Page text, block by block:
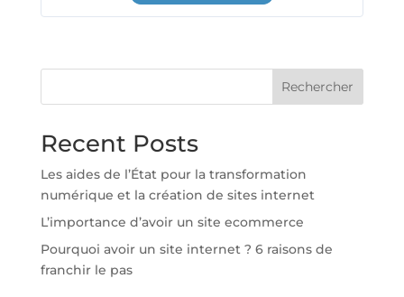
Rechercher
Recent Posts
Les aides de l’État pour la transformation
numérique et la création de sites internet
L’importance d’avoir un site ecommerce
Pourquoi avoir un site internet ? 6 raisons de
franchir le pas